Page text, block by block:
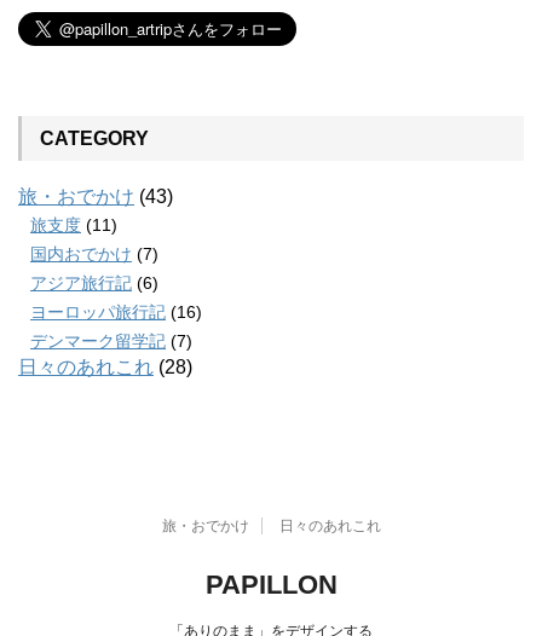
CATEGORY
旅・おでかけ (43)
旅支度 (11)
国内おでかけ (7)
アジア旅行記 (6)
ヨーロッパ旅行記 (16)
デンマーク留学記 (7)
日々のあれこれ (28)
旅・おでかけ 日々のあれこれ
PAPILLON
「ありのまま」をデザインする